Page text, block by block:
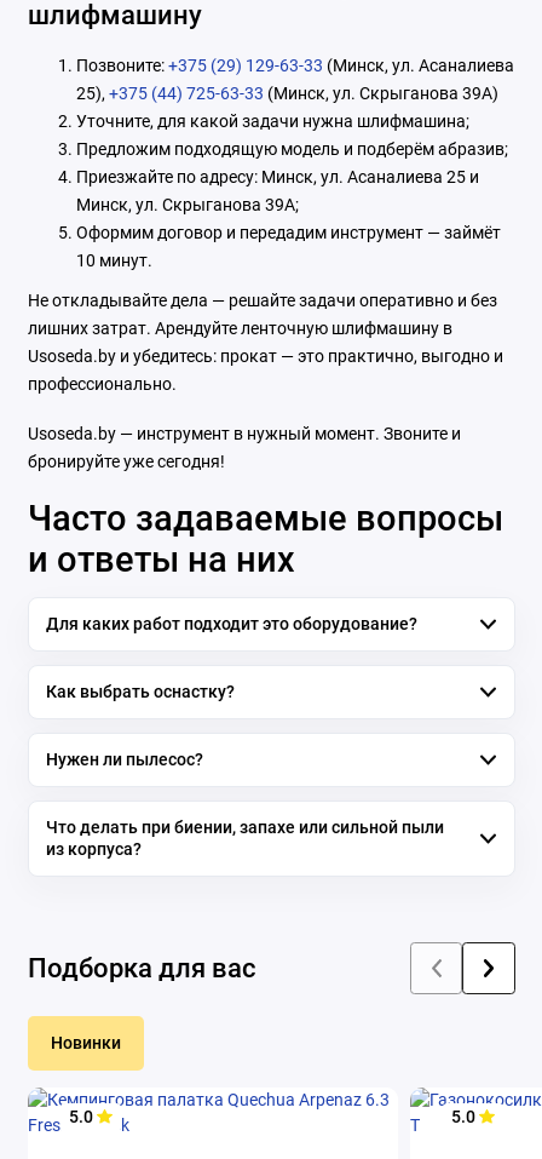
шлифмашину
Позвоните:+375 (29) 129-63-33 (Минск, ул. Асаналиева
25), +375 (44) 725-63-33 (Минск, ул. Скрыганова 39А)
Уточните, для какой задачи нужна шлифмашина;
Предложим подходящую модель и подберём абразив;
Приезжайте по адресу: Минск, ул. Асаналиева 25 и
Минск, ул. Скрыганова 39А;
Оформим договор и передадим инструмент — займёт
10 минут.
Не откладывайте дела — решайте задачи оперативно и без
лишних затрат. Арендуйте ленточную шлифмашину в
Usoseda.by и убедитесь: прокат — это практично, выгодно и
профессионально.
Usoseda.by — инструмент в нужный момент. Звоните и
бронируйте уже сегодня!
Часто задаваемые вопросы
и ответы на них
Для каких работ подходит это оборудование?
Как выбрать оснастку?
Нужен ли пылесос?
Что делать при биении, запахе или сильной пыли
из корпуса?
Подборка для вас
Новинки
5.0 5.0